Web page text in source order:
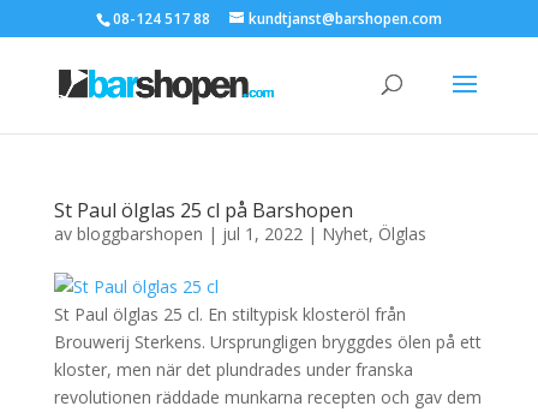
08-124 517 88 kundtjanst@barshopen.com
St Paul ölglas 25 cl på Barshopen
av bloggbarshopen | jul 1, 2022| Nyhet, Ölglas
St Paul ölglas 25 cl. En stiltypisk klosteröl från
Brouwerij Sterkens. Ursprungligen bryggdes ölen på ett
kloster, men när det plundrades under franska
revolutionen räddade munkarna recepten och gav dem